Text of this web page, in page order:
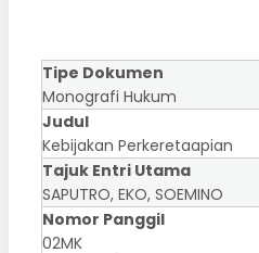
Tipe Dokumen
Monografi Hukum
Judul
Kebijakan Perkeretaapian
Tajuk Entri Utama
SAPUTRO, EKO, SOEMINO
Nomor Panggil
02MK